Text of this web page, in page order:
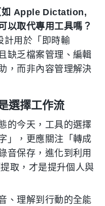
如 Apple Dictation,
取代專用工具嗎？
計用於「即時輸
缺乏檔案管理、編輯
，而非內容管理解決
選擇工作流
的今天，工具的選擇
」，更應關注「轉成
音保存，進化到利用
取，才是提升個人與
、理解到行動的全能